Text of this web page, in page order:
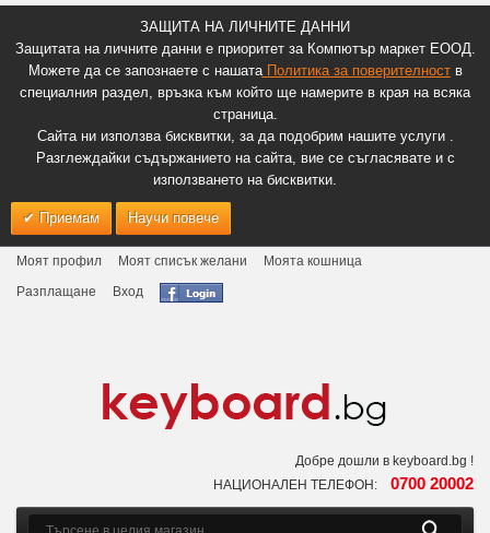
ЗАЩИТА НА ЛИЧНИТЕ ДАННИ
Защитата на личните данни е приоритет за Компютър маркет ЕООД.
Можете да се запознаете с нашатаПолитика за поверителноств
специалния раздел, връзка към който ще намерите в края на всяка
страница.
Сайта ни използва бисквитки, за да подобрим нашите услуги .
Разглеждайки съдържанието на сайта, вие се съгласявате и с
използването на бисквитки.
Приемам Научи повече
Моят профил Моят списък желани
Моята кошница
Разплащане
Вход
Добре дошли в keyboard.bg !
НАЦИОНАЛЕН ТЕЛЕФОН: 0700 20002